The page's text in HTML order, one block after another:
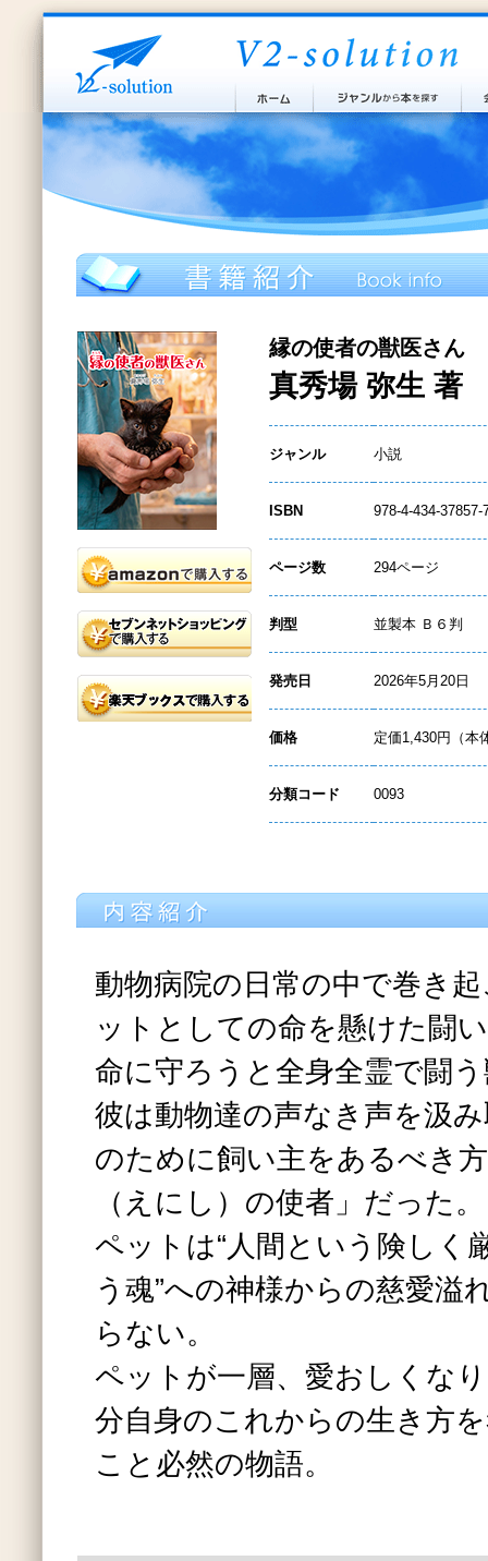
縁の使者の獣医さん
真秀場 弥生 著
ジャンル 小説
ISBN 978-4-434-37857-
ページ数 294ページ
判型 並製本 Ｂ６判
発売日 2026年5月20日
価格 定価1,430円（本
分類コード 0093
動物病院の日常の中で巻き
ットとしての命を懸けた闘
命に守ろうと全身全霊で闘
彼は動物達の声なき声を汲
のために飼い主をあるべき
（えにし）の使者」だった。
ペットは“人間という険しく
う魂”への神様からの慈愛溢
らない。
ペットが一層、愛おしくな
分自身のこれからの生き方
こと必然の物語。